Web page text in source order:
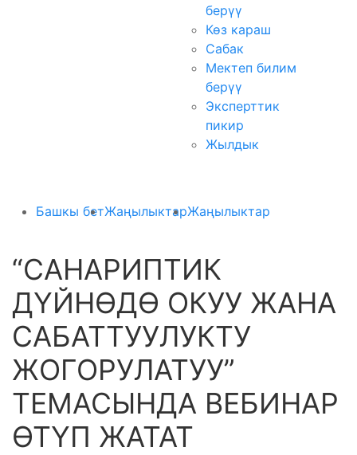
берүү
Көз караш
Сабак
Мектеп билим
берүү
Эксперттик
пикир
Жылдык
Башкы бетЖаңылыктарЖаңылыктар
“САНАРИПТИК
ДҮЙНӨДӨ ОКУУ ЖАНА
САБАТТУУЛУКТУ
ЖОГОРУЛАТУУ”
ТЕМАСЫНДА ВЕБИНАР
ӨТҮП ЖАТАТ